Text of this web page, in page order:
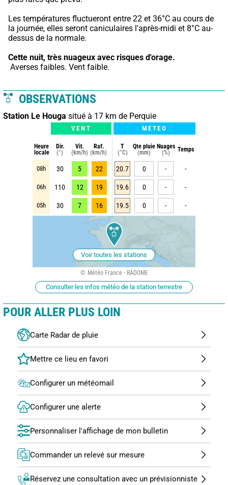
Les températures fluctueront entre 22 et 36°C au cours de
la journée, elles seront caniculaires l'après-midi et 8°C au-
dessus de la normale.
Cette nuit, très nuageux avec risques d'orage.
Averses faibles. Vent faible.
OBSERVATIONS
Station Le Houga situé à 17 km de Perquie
VENT METEO
Heure
locale
Dir.
(°)
Vit.
(km/h)
Raf.
(km/h)
T
(°C)
Qte pluie
(mm)
Nuages
(%)
Temps
08h 30 5 22 20.7 0 - -
06h 110 12 19 19.6 0 - -
05h 30 7 16 19.5 0 - -
Voir toutes les stations
Météo France - RADOME
Consulter les infos météo de la station terrestre
POUR ALLER PLUS LOIN
Carte Radar de pluie
Configurer un météomail
Configurer une alerte
Personnaliser l'affichage de mon bulletin
Commander un relevé sur mesure
Réservez une consultation avec un prévisionniste